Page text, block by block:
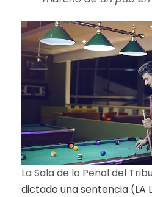
La Sala de lo Penal del
dictado una sentencia (LA